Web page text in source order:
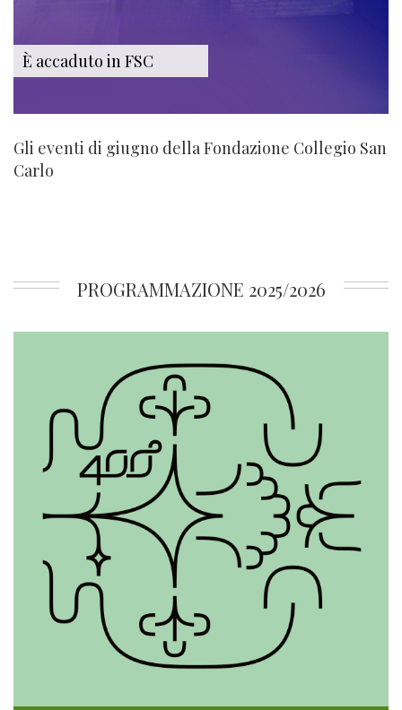
È accaduto in FSC
Gli eventi di giugno della Fondazione Collegio San
Carlo
PROGRAMMAZIONE 2025/2026